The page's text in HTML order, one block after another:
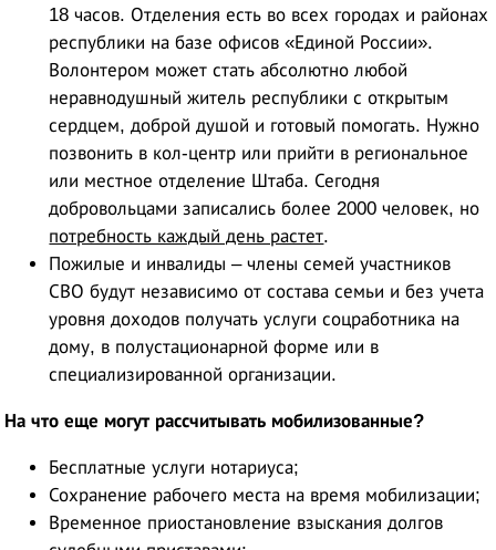
18 часов. Отделения есть во всех городах и районах
республики на базе офисов «Единой России».
Волонтером может стать абсолютно любой
неравнодушный житель республики с открытым
сердцем, доброй душой и готовый помогать. Нужно
позвонить в кол-центр или прийти в региональное
или местное отделение Штаба. Сегодня
добровольцами записались более 2000 человек, но
потребность каждый день растет.
Пожилые и инвалиды – члены семей участников
СВО будут независимо от состава семьи и без учета
уровня доходов получать услуги соцработника на
дому, в полустационарной форме или в
специализированной организации.
На что еще могут рассчитывать мобилизованные?
Бесплатные услуги нотариуса;
Сохранение рабочего места на время мобилизации;
Временное приостановление взыскания долгов